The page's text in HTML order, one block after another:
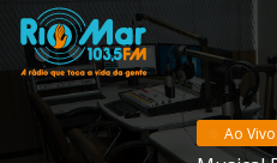
Ao Vivo